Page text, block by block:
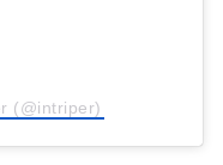
(@intriper)